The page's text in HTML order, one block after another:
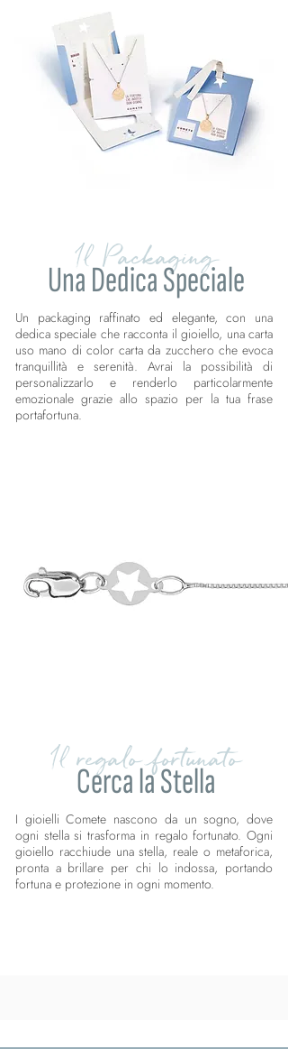
Il Packaging
Una Dedica Speciale
Un packaging raffinato ed elegante, con una
dedica speciale che racconta il gioiello, una carta
uso mano di color carta da zucchero che evoca
tranquillità e serenità. Avrai la possibilità di
personalizzarlo e renderlo particolarmente
emozionale grazie allo spazio per la tua frase
portafortuna.
Il regalo fortunato
Cerca la Stella
I gioielli Comete nascono da un sogno, dove
ogni stella si trasforma in regalo fortunato. Ogni
gioiello racchiude una stella, reale o metaforica,
pronta a brillare per chi lo indossa, portando
fortuna e protezione in ogni momento.